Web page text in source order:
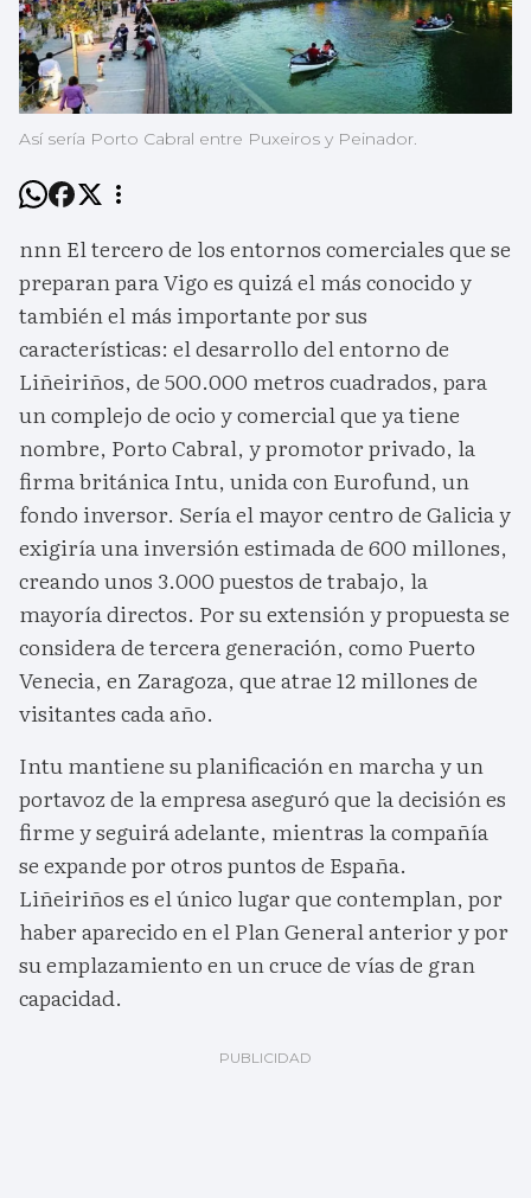
Así sería Porto Cabral entre Puxeiros y Peinador.
nnn El tercero de los entornos comerciales que se
preparan para Vigo es quizá el más conocido y
también el más importante por sus
características: el desarrollo del entorno de
Liñeiriños, de 500.000 metros cuadrados, para
un complejo de ocio y comercial que ya tiene
nombre, Porto Cabral, y promotor privado, la
firma británica Intu, unida con Eurofund, un
fondo inversor. Sería el mayor centro de Galicia y
exigiría una inversión estimada de 600 millones,
creando unos 3.000 puestos de trabajo, la
mayoría directos. Por su extensión y propuesta se
considera de tercera generación, como Puerto
Venecia, en Zaragoza, que atrae 12 millones de
visitantes cada año.
Intu mantiene su planificación en marcha y un
portavoz de la empresa aseguró que la decisión es
firme y seguirá adelante, mientras la compañía
se expande por otros puntos de España.
Liñeiriños es el único lugar que contemplan, por
haber aparecido en el Plan General anterior y por
su emplazamiento en un cruce de vías de gran
capacidad.